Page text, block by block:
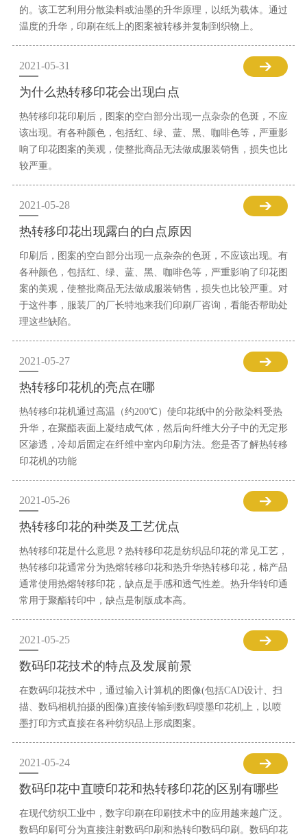
的。该工艺利用分散染料或油墨的升华原理，以纸为载体。通过
温度的升华，印刷在纸上的图案被转移并复制到织物上。
2021-05-31
为什么热转移印花会出现白点
热转移印花印刷后，图案的空白部分出现一点杂杂的色斑，不应
该出现。有各种颜色，包括红、绿、蓝、黑、咖啡色等，严重影
响了印花图案的美观，使整批商品无法做成服装销售，损失也比
较严重。
2021-05-28
热转移印花出现露白的白点原因
印刷后，图案的空白部分出现一点杂杂的色斑，不应该出现。有
各种颜色，包括红、绿、蓝、黑、咖啡色等，严重影响了印花图
案的美观，使整批商品无法做成服装销售，损失也比较严重。对
于这件事，服装厂的厂长特地来我们印刷厂咨询，看能否帮助处
理这些缺陷。
2021-05-27
热转移印花机的亮点在哪
热转移印花机通过高温（约200℃）使印花纸中的分散染料受热
升华，在聚酯表面上凝结成气体，然后向纤维大分子中的无定形
区渗透，冷却后固定在纤维中室内印刷方法。您是否了解热转移
印花机的功能
2021-05-26
热转移印花的种类及工艺优点
热转移印花是什么意思？热转移印花是纺织品印花的常见工艺，
热转移印花通常分为热熔转移印花和热升华热转移印花，棉产品
通常使用热熔转移印花，缺点是手感和透气性差。热升华转印通
常用于聚酯转印中，缺点是制版成本高。
2021-05-25
数码印花技术的特点及发展前景
在数码印花技术中，通过输入计算机的图像(包括CAD设计、扫
描、数码相机拍摄的图像)直接传输到数码喷墨印花机上，以喷
墨打印方式直接在各种纺织品上形成图案。
2021-05-24
数码印花中直喷印花和热转移印花的区别有哪些
在现代纺织工业中，数字印刷在印刷技术中的应用越来越广泛。
数码印刷可分为直接注射数码印刷和热转印数码印刷。数码印花